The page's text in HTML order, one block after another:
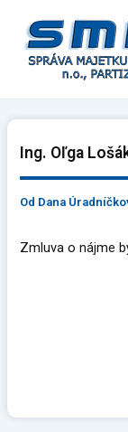
obsah
Ing. Oľga
Od Dana
Zmluva o nájme